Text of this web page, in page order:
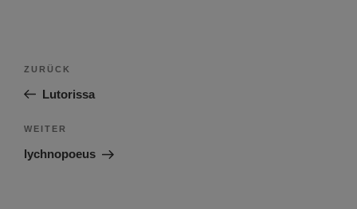
Beitragsnavigation
Vorheriger
Beitrag
ZURÜCK
Lutorissa
Nächster
Beitrag
WEITER
lychnopoeus